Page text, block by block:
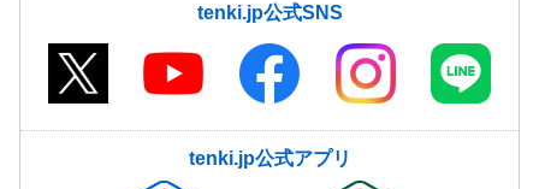
tenki.jp公式SNS
tenki.jp公式アプリ